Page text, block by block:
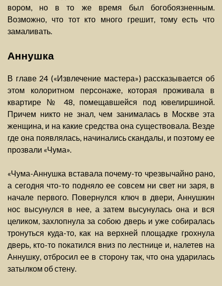
вором, но в то же время был богобоязненным.
Возможно, что тот кто много грешит, тому есть что
замаливать.
Аннушка
В главе 24 («Извлечение мастера») рассказывается об
этом колоритном персонаже, которая проживала в
квартире № 48, помещавшейся под ювелиршиной.
Причем никто не знал, чем занималась в Москве эта
женщина, и на какие средства она существовала. Везде
где она появлялась, начинались скандалы, и поэтому ее
прозвали «Чума».
«Чума-Аннушка вставала почему-то чрезвычайно рано,
а сегодня что-то подняло ее совсем ни свет ни заря, в
начале первого. Повернулся ключ в двери, Аннушкин
нос высунулся в нее, а затем высунулась она и вся
целиком, захлопнула за собою дверь и уже собиралась
тронуться куда-то, как на верхней площадке грохнула
дверь, кто-то покатился вниз по лестнице и, налетев на
Аннушку, отбросил ее в сторону так, что она ударилась
затылком об стену.